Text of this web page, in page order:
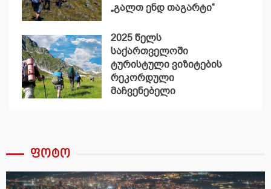
„გალთ ენდ თაგარტი“
2025 წელს
საქართველოში
ტურისტული ვიზიტების
რეკორდული
მაჩვენებელი
ფოტო